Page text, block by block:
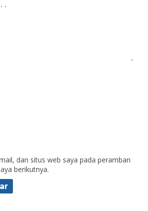
dan situs web saya pada peramban
berikutnya.